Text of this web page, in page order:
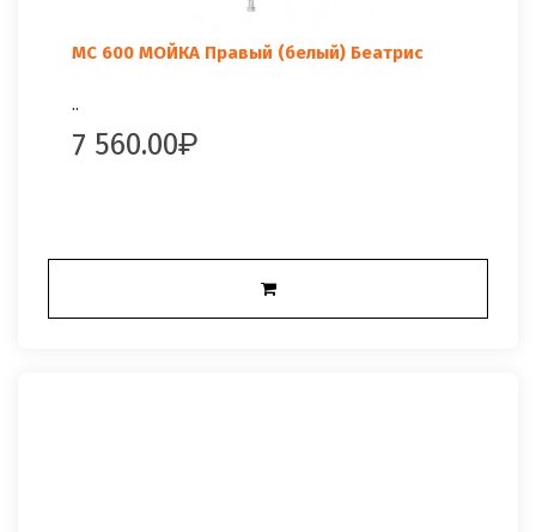
МС 600 МОЙКА Правый (белый) Беатрис
..
7 560.00